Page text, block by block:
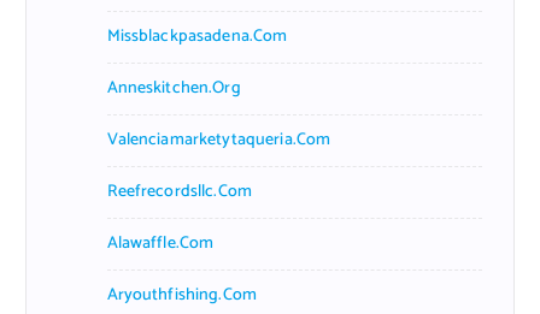
Missblackpasadena.com
Anneskitchen.org
Valenciamarketytaqueria.com
Reefrecordsllc.com
Alawaffle.com
Aryouthfishing.com